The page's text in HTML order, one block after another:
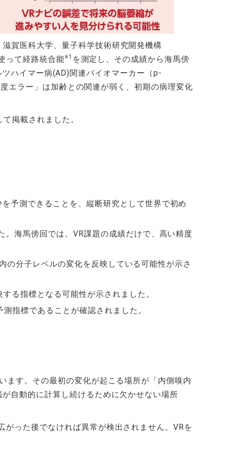
賀医科大学、量子科学技術研究開発機構
って経路統合能※1 を測定し、その成績から海馬傍
ハイマー病(AD)関連バイオマーカー（p-
エラー」は加齢との関連が弱く、初期の病理変化
掲載されました。
予測できることを、縦断研究として世界で初め
。海馬傍回では、VR課題の成績だけで、高い精度
の分子レベルの変化を反映している可能性が示さ
る指標となる可能性が示されました。
指標であることが確認されました。
す。その最初の変化が起こる場所が「内側嗅内
自動的に計算し続けるために欠かせない場所
った後でなければ異常が検出されません。VRを